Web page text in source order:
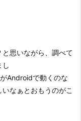
思いながら、調べて
し
Androidで動くのな
なぁとおもうのがこ